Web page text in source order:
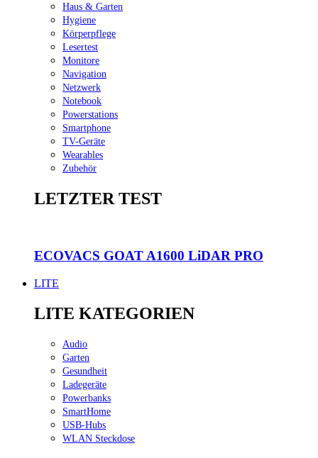
Haus & Garten
Hygiene
Körperpflege
Lesertest
Monitore
Navigation
Netzwerk
Notebook
Powerstations
Smartphone
TV-Geräte
Wearables
Zubehör
LETZTER TEST
ECOVACS GOAT A1600 LiDAR PRO
LITE
LITE KATEGORIEN
Audio
Garten
Gesundheit
Ladegeräte
Powerbanks
SmartHome
USB-Hubs
WLAN Steckdose